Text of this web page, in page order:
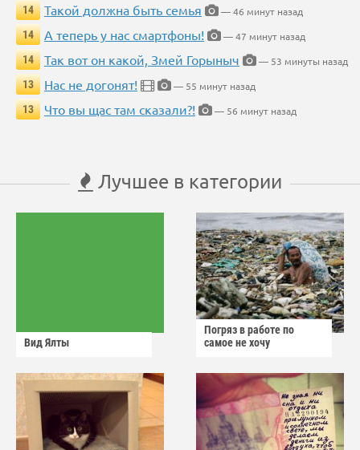
14
Такой должна быть семья
— 46 минут назад
14
А теперь у нас смартфоны!
— 47 минут назад
14
Так вот он какой, Змей Горыныч
— 53 минуты назад
13
Нас не догонят!
— 55 минут назад
13
Что вы щас там сказали?! — 56 минут назад
Лучшее в категории
Вид Ялты
Погряз в работе по
самое не хочу